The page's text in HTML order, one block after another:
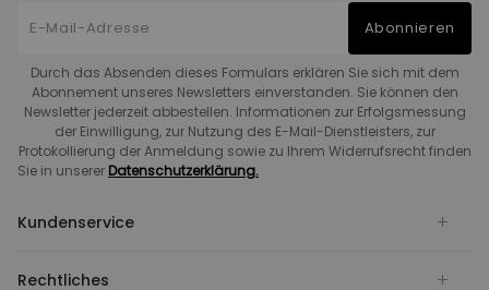
Abonnieren
Durch das Absenden dieses Formulars erklären Sie sich mit dem
Abonnement unseres Newsletters einverstanden. Sie können den
Newsletter jederzeit abbestellen. Informationen zur Erfolgsmessung
der Einwilligung, zur Nutzung des E-Mail-Dienstleisters, zur
Protokollierung der Anmeldung sowie zu Ihrem Widerrufsrecht finden
Sie in unserer Datenschutzerklärung.
Kundenservice
Rechtliches